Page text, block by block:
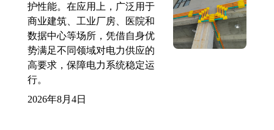
护性能。在应用上，广泛用于
商业建筑、工业厂房、医院和
数据中心等场所，凭借自身优
势满足不同领域对电力供应的
高要求，保障电力系统稳定运
行。
2026年8月4日